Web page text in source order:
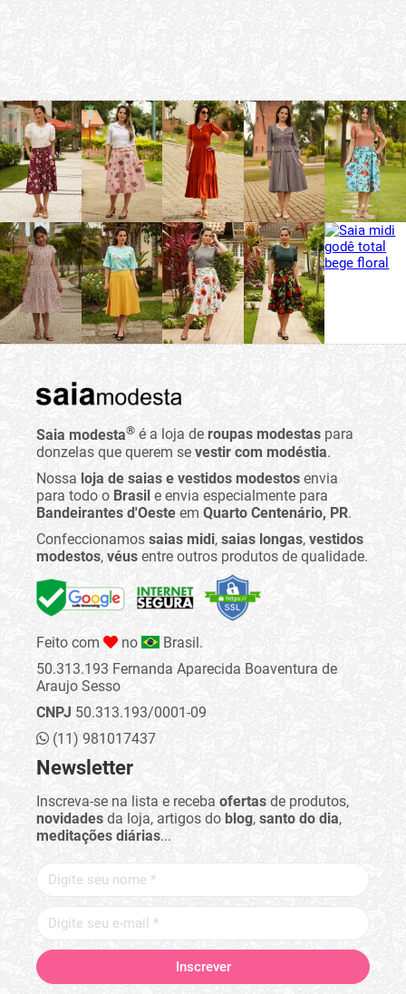
Saia modesta® é a loja de roupas modestas para
donzelas que querem se vestir com modéstia.
Nossa loja de saias e vestidos modestos envia
para todo o Brasil e envia especialmente para
Bandeirantes d'Oeste em Quarto Centenário, PR.
Confeccionamos saias midi, saias longas, vestidos
modestos, véus entre outros produtos de qualidade.
Feito com no
Brasil.
50.313.193 Fernanda Aparecida Boaventura de
Araujo Sesso
CNPJ 50.313.193/0001-09
(11) 981017437
Newsletter
Inscreva-se na lista e receba ofertas de produtos,
novidades da loja, artigos do blog, santo do dia,
meditações diárias...